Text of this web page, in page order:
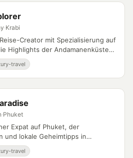
·Krabi
Creator mit Spezialisierung auf
Highlights der Andamanenküste
travel
·Phuket
Expat auf Phuket, der
und lokale Geheimtipps in
dokumentiert.
travel